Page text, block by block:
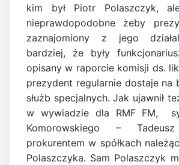
kim był Piotr Polaszczyk,
nieprawdopodobne żeby
zaznajomiony z jego
bardziej, że były
opisany w raporcie komisji ds.
prezydent regularnie dostaje na
służb specjalnych. Jak ujawnił
w wywiadzie dla RMF FM,
Komorowskiego –
prokurentem w spółkach
Polaszczyka. Sam Polaszczyk